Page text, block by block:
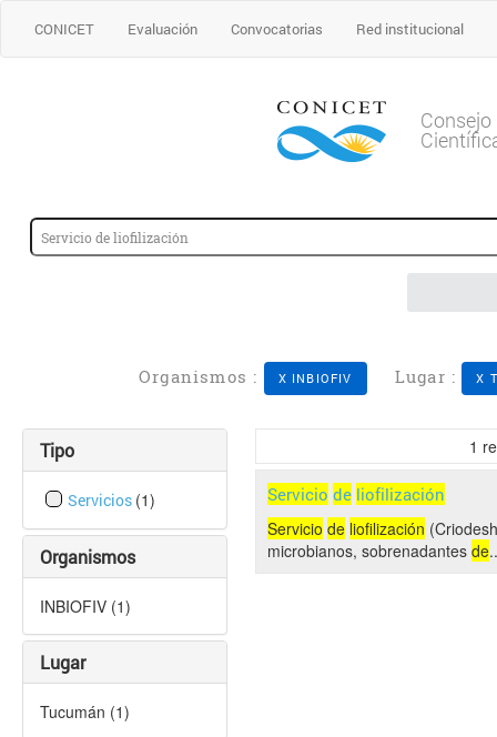
CONICET Evaluación Convocatorias Red institucional
Organismos : X INBIOFIV Lugar : X
Tipo
Servicios (1)
Organismos
INBIOFIV (1)
Lugar
Tucumán (1)
1
Servicio de liofilización
Servicio de liofilización
microbianos, sobrenadantes de